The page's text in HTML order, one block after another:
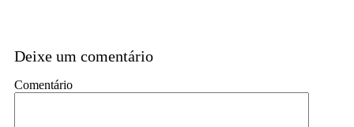
Deixe um comentário
Comentário